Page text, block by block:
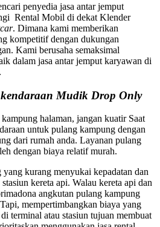
penyedia jasa antar jemput
Rental Mobil di dekat Klender
. Dimana kami memberikan
kompetitif dengan dukungan
Kami berusaha semaksimal
dalam jasa antar jemput karyawan di
Mudik Drop Only
halaman, jangan kuatir Saat
untuk pulang kampung dengan
dari rumah anda. Layanan pulang
dengan biaya relatif murah.
kurang menyukai kepadatan dan
kereta api. Walau kereta api dan
angkutan pulang kampung
mempertimbangkan biaya yang
terminal atau stasiun tujuan membuat